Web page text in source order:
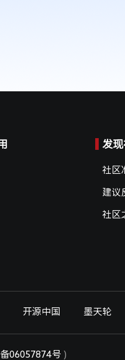
发
社区
建议
社区
开源中国 墨天轮
06057874号 )